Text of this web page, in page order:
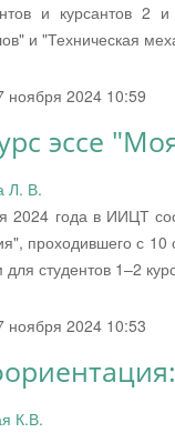
и курсантов 2
и "Техническая
ноября 2024 10:59
эссе
Л. В.
2024 года в ИИЦТ
проходившего с
студентов 1–2
ноября 2024 10:53
К.В.